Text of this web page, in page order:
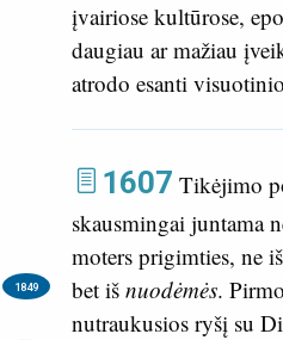
įvairiose kultūrose,
daugiau ar mažiau
atrodo esanti
1607 Tikėjimo
skausmingai juntama
moters prigimties, ne
bet iš nuodėmės.
1849
nutraukusios ryšį su